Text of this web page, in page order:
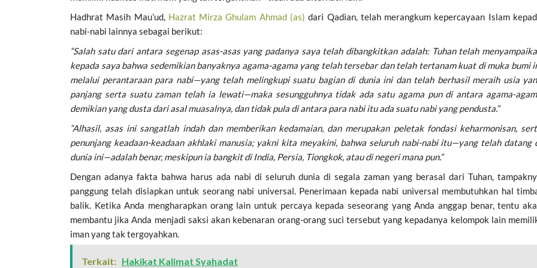
Hadhrat Masih Mau’ud, Hazrat Mirza Ghulam Ahmad (as) dari Qadian, telah merangkum kepercayaan Islam
nabi-nabi lainnya sebagai berikut:
“Salah satu dari antara segenap asas-asas yang padanya saya telah dibangkitkan adalah: Tuhan telah
kepada saya bahwa sedemikian banyaknya agama-agama yang telah tersebar dan telah tertanam kuat di muka bumi
melalui perantaraan para nabi—yang telah melingkupi suatu bagian di dunia ini dan telah berhasil meraih usia
panjang serta suatu zaman telah ia lewati—maka sesungguhnya tidak ada satu agama pun di antara agama-
demikian yang dusta dari asal muasalnya, dan tidak pula di antara para nabi itu ada suatu nabi yang pendusta.”
“Alhasil, asas ini sangatlah indah dan memberikan kedamaian, dan merupakan peletak fondasi keharmonisan,
penunjang keadaan-keadaan akhlaki manusia; yakni kita meyakini, bahwa seluruh nabi-nabi itu—yang telah datang
dunia ini—adalah benar, meskipun ia bangkit di India, Persia, Tiongkok, atau di negeri mana pun.”
Dengan adanya fakta bahwa harus ada nabi di seluruh dunia di segala zaman yang berasal dari Tuhan,
panggung telah disiapkan untuk seorang nabi universal. Penerimaan kepada nabi universal membutuhkan hal
balik. Ketika Anda mengharapkan orang lain untuk percaya kepada seseorang yang Anda anggap benar, tentu
membantu jika Anda menjadi saksi akan kebenaran orang-orang suci tersebut yang kepadanya kelompok lain
iman yang tak tergoyahkan.
Terkait: Hakikat Kalimat Syahadat